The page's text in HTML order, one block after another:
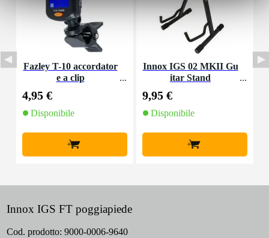
Fazley T-10 accordator
e a clip
4,95 €
Disponibile
+
Innox IGS 02 MKII Gu
itar Stand
9,95 €
Disponibile
+
Innox IGS FT poggiapiede
Cod. prodotto: 9000-0006-9640